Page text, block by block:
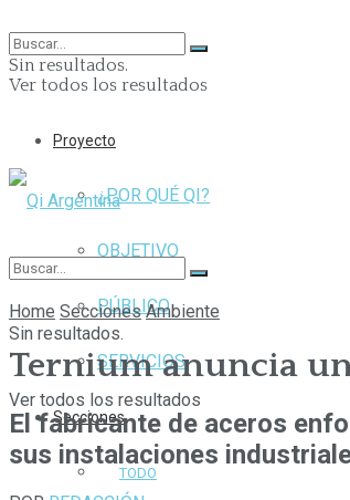
Sin resultados.
Ver todos los resultados
Proyecto
¿POR QUÉ QI?
OBJETIVO
PÚBLICO
SERVICIOS
Secciones
TODO
Sin resultados.
Ver todos los resultados
Home Secciones Ambiente
Ternium anuncia
El fabricante de aceros
sus instalaciones